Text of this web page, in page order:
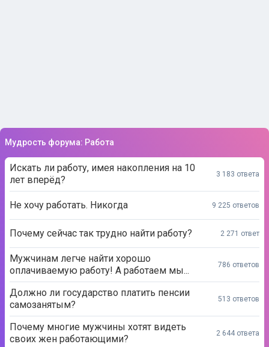
Мудрость форума: Работа
Искать ли работу, имея накопления на 10
лет вперёд?
3 183 ответа
Не хочу работать. Никогда 9 225 ответов
Почему сейчас так трудно найти работу? 2 271 ответ
Мужчинам легче найти хорошо
оплачиваемую работу! А работаем мы...
786 ответов
Должно ли государство платить пенсии
самозанятым?
513 ответов
Почему многие мужчины хотят видеть
своих жен работающими?
2 644 ответа